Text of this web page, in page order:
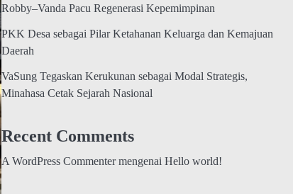
Robby–Vanda Pacu Regenerasi Kepemimpinan
PKK Desa sebagai Pilar Ketahanan Keluarga dan Kemajuan
Daerah
VaSung Tegaskan Kerukunan sebagai Modal Strategis,
Minahasa Cetak Sejarah Nasional
Recent Comments
A WordPress Commentermengenai Hello world!